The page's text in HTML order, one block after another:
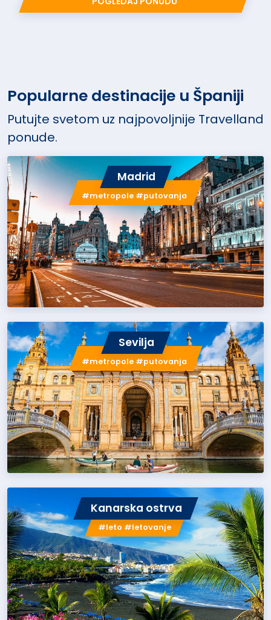
Popularne destinacije u Španiji
Putujte svetom uz najpovoljnije Travelland
ponude.
Madrid
#metropole #putovanja
Sevilja
#metropole #putovanja
Kanarska ostrva
#leto #letovanje